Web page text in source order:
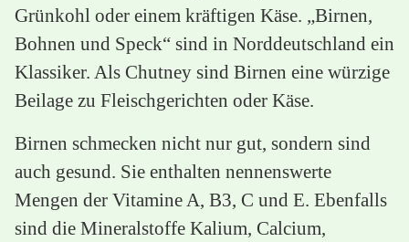
Grünkohl oder einem kräftigen Käse. „Birnen,
Bohnen und Speck“ sind in Norddeutschland ein
Klassiker. Als Chutney sind Birnen eine würzige
Beilage zu Fleischgerichten oder Käse.
Birnen schmecken nicht nur gut, sondern sind
auch gesund. Sie enthalten nennenswerte
Mengen der Vitamine A, B3, C und E. Ebenfalls
sind die Mineralstoffe Kalium, Calcium,